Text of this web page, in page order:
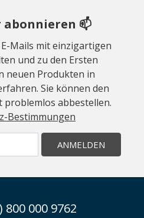
📫
Mails mit einzigartigen
und zu den Ersten
neuen Produkten in
Sie können den
problemlos abbestellen.
Bestimmungen
ANMELDEN
800 000 9762